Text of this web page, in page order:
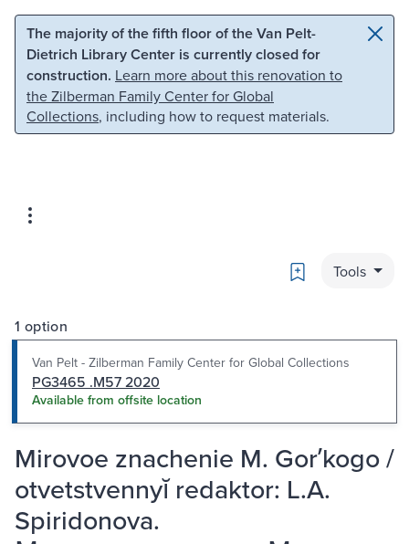
Skip to main content Skip to search
The majority of the fifth floor of the Van Pelt-
Dietrich Library Center is currently closed for
construction. Learn more about this renovation to
the Zilberman Family Center for Global
Collections, including how to request materials.
Bookmark
Tools
1 option
Van Pelt - Zilberman Family Center for Global Collections
PG3465 .M57 2020
Available from offsite location
Mirovoe znachenie M. Gorʹkogo /
otvetstvennyĭ redaktor: L.A.
Spiridonova.